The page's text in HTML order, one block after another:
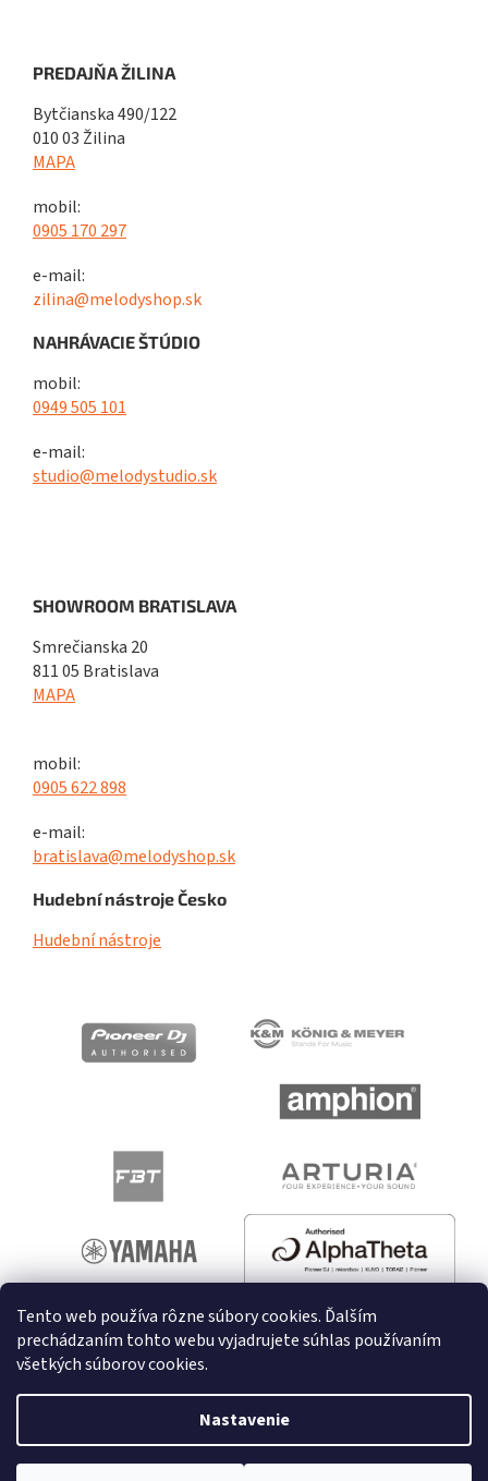
Tento web používa rôzne súbory cookies. Ďalším
prechádzaním tohto webu vyjadrujete súhlas používaním
všetkých súborov cookies.
Nastavenie
PREDAJŇA ŽILINA
Bytčianska 490/122
010 03 Žilina
MAPA
mobil:
0905 170 297
e-mail:
zilina@melodyshop.sk
NAHRÁVACIE ŠTÚDIO
mobil:
0949 505 101
e-mail:
studio@melodystudio.sk
SHOWROOM BRATISLAVA
Smrečianska 20
811 05 Bratislava
MAPA
mobil:
0905 622 898
e-mail:
bratislava@melodyshop.sk
Hudební nástroje Česko
Hudební nástroje
Vytvoril Shoptet
Copyright 2026melodyshop.sk. Všetky práva vyhradené.